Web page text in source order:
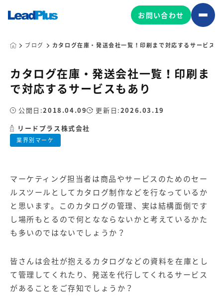
広告プロモーション
MA/CRM/SFA導入・運用
Web制作
マーケティングコンサルティング
Leadplus One
ボード
マーケティングサービスの製品
【店舗型ビジネス向け】エリ
ア
【金融機関向け】マーケティ
【IT企業向け】マーケティン
グ
サービス
SNSアカウント運用代行サー
ビス（LINE）
お問い合わせ
ブログ カタログ在庫・発送会社一覧！印刷まで対応するサービス
カタログ在庫・発送会社一覧！印刷ま
で対応するサービスもあり
業界別マーケ
公開日:2018.04.09 更新日:2026.03.19
リードプラス株式会社
マーケティング担当者は商品やサービスのためのセー
ルスツールとしてカタログ制作などを行なっているか
と思います。このカタログの管理、実は結構面倒です
し場所もとるので何となならないかと考えているかた
も多いのではないでしょうか？
皆さんは会社が抱えるカタログなどの資料を在庫とし
て管理してくれたり、発送を代行してくれるサービス
があることをご存知でしょうか？